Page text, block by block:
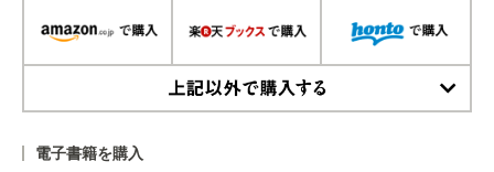
電子書籍を購入